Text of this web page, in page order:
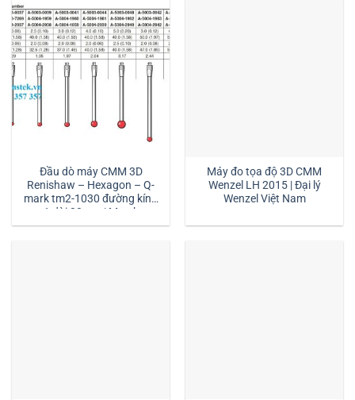
Đầu dò máy CMM 3D
Renishaw – Hexagon – Q-
mark tm2-1030 đường kính
1 dài 30mm:| Mstek
Technology
Máy đo tọa độ 3D CMM
Wenzel LH 2015 | Đại lý
Wenzel Việt Nam